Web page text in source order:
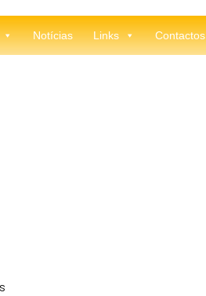
Notícias Links Contactos